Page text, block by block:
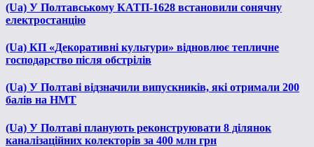
(Ua) У Полтавському КАТП-1628 встановили сонячну
електростанцію
(Ua) КП «Декоративні культури» відновлює тепличне
господарство після обстрілів
(Ua) У Полтаві відзначили випускників, які отримали 200
балів на НМТ
(Ua) У Полтаві планують реконструювати 8 ділянок
каналізаційних колекторів за 400 млн грн